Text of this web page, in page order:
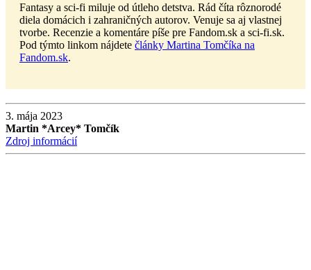
Fantasy a sci-fi miluje od útleho detstva. Rád číta rôznorodé
diela domácich i zahraničných autorov. Venuje sa aj vlastnej
tvorbe. Recenzie a komentáre píše pre Fandom.sk a sci-fi.sk.
Pod týmto linkom nájdete články Martina Tomčíka na
Fandom.sk.
3. mája 2023
Martin *Arcey* Tomčík
Zdroj informácií